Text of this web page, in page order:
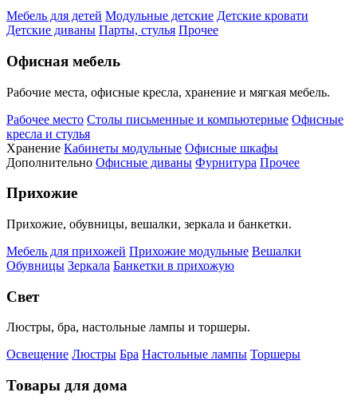
Мебель для детей Модульные детские Детские кровати
Детские диваны Парты, стулья Прочее
Офисная мебель
Рабочие места, офисные кресла, хранение и мягкая мебель.
Рабочее место Столы письменные и компьютерные Офисные
кресла и стулья
Хранение Кабинеты модульные Офисные шкафы
Дополнительно Офисные диваны Фурнитура Прочее
Прихожие
Прихожие, обувницы, вешалки, зеркала и банкетки.
Мебель для прихожей Прихожие модульные Вешалки
Обувницы Зеркала Банкетки в прихожую
Свет
Люстры, бра, настольные лампы и торшеры.
Освещение Люстры Бра Настольные лампы Торшеры
Товары для дома